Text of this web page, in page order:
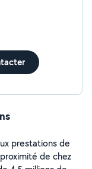
et je fais
satisfait.
prestations de
de chez